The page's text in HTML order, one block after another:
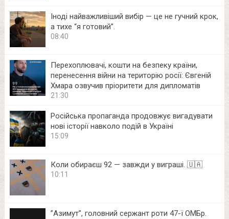
Іноді найважливіший вибір — це не гучний крок,
а тихе “я готовий”.
08:40
Перехоплювачі, кошти на безпеку країни,
перенесення війни на територію росії: Євгеній
Хмара озвучив пріоритети для дипломатів
21:30
Російська пропаганда продовжує вигадувати
нові історії навколо подій в Україні
15:09
Коли обираєш 92 — завжди у виграші. 🇺🇦
10:11
⁨”Азимут”, головний сержант роти 47-ї ОМБр.